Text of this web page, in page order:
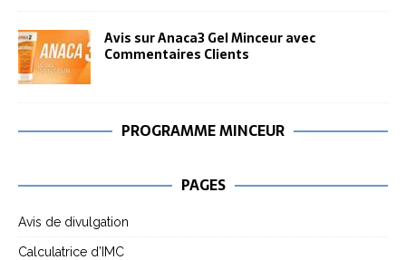
Avis sur Anaca3 Gel Minceur avec
Commentaires Clients
PROGRAMME MINCEUR
PAGES
Avis de divulgation
Calculatrice d’IMC